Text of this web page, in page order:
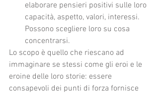
elaborare pensieri positivi sulle loro
capacità, aspetto, valori, interessi.
Possono scegliere loro su cosa
concentrarsi.
Lo scopo è quello che riescano ad
immaginare se stessi come gli eroi e le
eroine delle loro storie: essere
consapevoli dei punti di forza fornisce